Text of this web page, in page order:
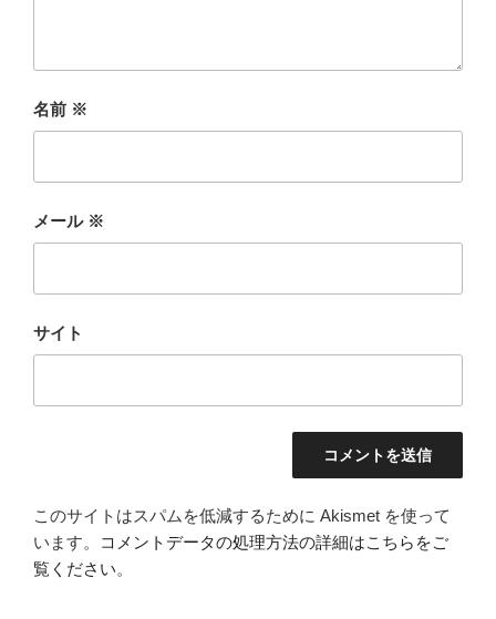
名前 ※
メール ※
サイト
このサイトはスパムを低減するために Akismet を使って
います。
コメントデータの処理方法の詳細はこちらをご
覧ください。